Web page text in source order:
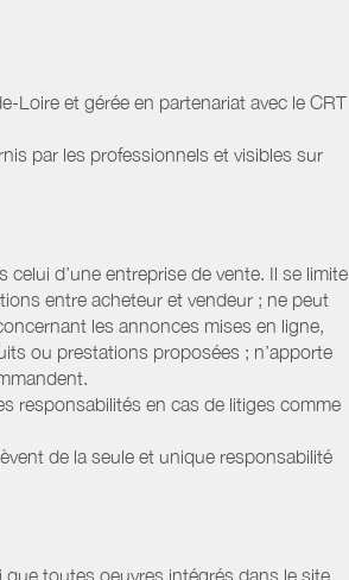
Loire et gérée en partenariat avec le CRT
par les professionnels et visibles sur
d’une entreprise de vente. Il se limite
entre acheteur et vendeur ; ne peut
les annonces mises en ligne,
ou prestations proposées ; n’apporte
responsabilités en cas de litiges comme
de la seule et unique responsabilité
toutes oeuvres intégrés dans le site